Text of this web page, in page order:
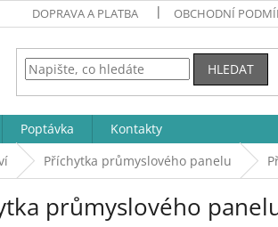
DOPRAVA A PLATBA OBCHODNÍ
HLEDAT
Poptávka
Kontakty
Příchytka průmyslového panelu
průmyslového